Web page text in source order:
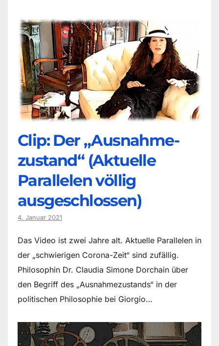
Clip: Der „Ausnahme-
zustand“ (Aktuelle
Parallelen völlig
ausgeschlossen)
4. Januar 2021
Das Video ist zwei Jahre alt. Aktuelle Parallelen in
der „schwierigen Corona-Zeit“ sind zufällig.
Philosophin Dr. Claudia Simone Dorchain über
den Begriff des „Ausnahmezustands“ in der
politischen Philosophie bei Giorgio…